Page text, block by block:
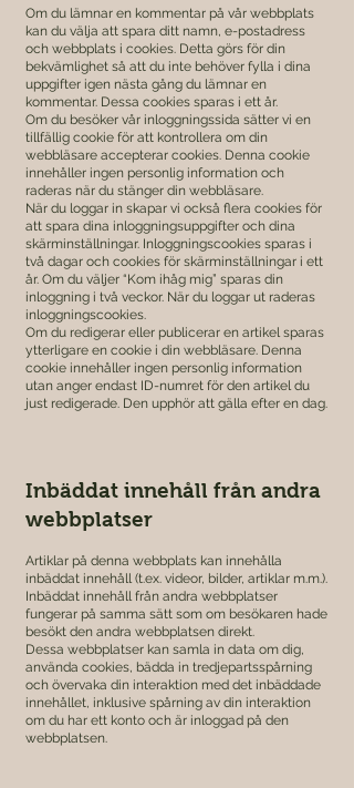
Om du lämnar en kommentar på vår webbplats
kan du välja att spara ditt namn, e-postadress
och webbplats i cookies. Detta görs för din
bekvämlighet så att du inte behöver fylla i dina
uppgifter igen nästa gång du lämnar en
kommentar. Dessa cookies sparas i ett år.
Om du besöker vår inloggningssida sätter vi en
tillfällig cookie för att kontrollera om din
webbläsare accepterar cookies. Denna cookie
innehåller ingen personlig information och
raderas när du stänger din webbläsare.
När du loggar in skapar vi också flera cookies för
att spara dina inloggningsuppgifter och dina
skärminställningar. Inloggningscookies sparas i
två dagar och cookies för skärminställningar i ett
år. Om du väljer “Kom ihåg mig” sparas din
inloggning i två veckor. När du loggar ut raderas
inloggningscookies.
Om du redigerar eller publicerar en artikel sparas
ytterligare en cookie i din webbläsare. Denna
cookie innehåller ingen personlig information
utan anger endast ID-numret för den artikel du
just redigerade. Den upphör att gälla efter en dag.
Inbäddat innehåll från andra
webbplatser
Artiklar på denna webbplats kan innehålla
inbäddat innehåll (t.ex. videor, bilder, artiklar m.m.).
Inbäddat innehåll från andra webbplatser
fungerar på samma sätt som om besökaren hade
besökt den andra webbplatsen direkt.
Dessa webbplatser kan samla in data om dig,
använda cookies, bädda in tredjepartsspårning
och övervaka din interaktion med det inbäddade
innehållet, inklusive spårning av din interaktion
om du har ett konto och är inloggad på den
webbplatsen.